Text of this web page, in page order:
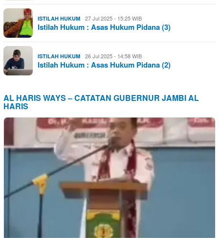
ISTILAH HUKUM 27 Jul 2025 - 15:25 WIB
Istilah Hukum : Asas Hukum Pidana (3)
ISTILAH HUKUM 26 Jul 2025 - 14:58 WIB
Istilah Hukum : Asas Hukum Pidana (2)
AL HARIS WAYS – CATATAN GUBERNUR JAMBI AL
HARIS